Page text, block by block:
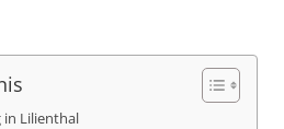
in Lilienthal